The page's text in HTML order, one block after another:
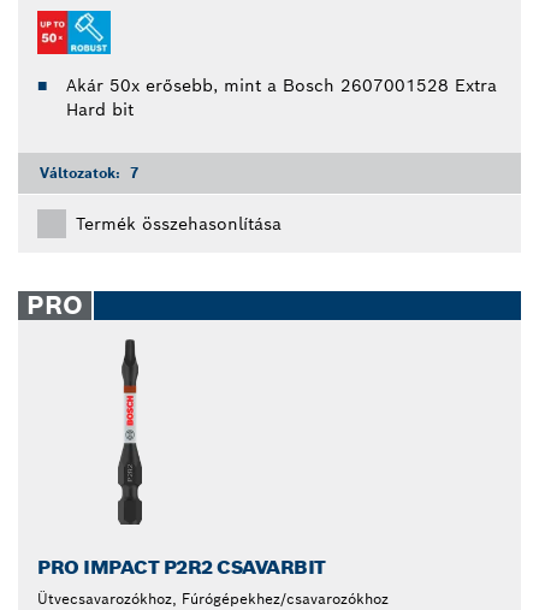
Akár 50x erősebb, mint a Bosch 2607001528 Extra
Hard bit
Változatok: 7
Termék összehasonlítása
PRO
PRO IMPACT P2R2 CSAVARBIT
Ütvecsavarozókhoz, Fúrógépekhez/csavarozókhoz